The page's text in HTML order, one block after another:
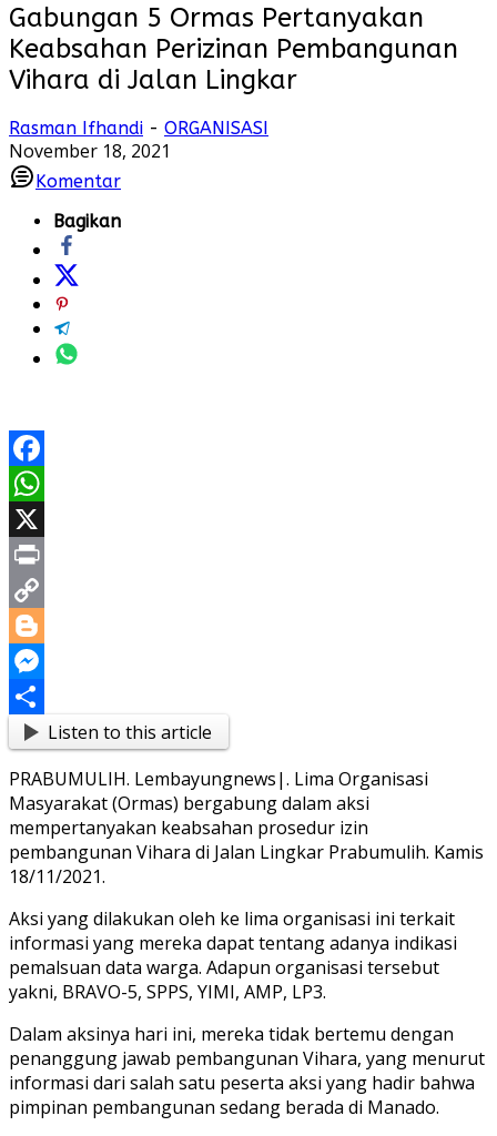
Gabungan 5 Ormas Pertanyakan
Keabsahan Perizinan Pembangunan
Vihara di Jalan Lingkar
Rasman Ifhandi - ORGANISASI
November 18, 2021
Komentar
Bagikan
Facebook
WhatsApp
X
Print
Copy
Link
Blogger
Messenger
ShareListen to this article
PRABUMULIH. Lembayungnews|. Lima Organisasi
Masyarakat (Ormas) bergabung dalam aksi
mempertanyakan keabsahan prosedur izin
pembangunan Vihara di Jalan Lingkar Prabumulih. Kamis
18/11/2021.
Aksi yang dilakukan oleh ke lima organisasi ini terkait
informasi yang mereka dapat tentang adanya indikasi
pemalsuan data warga. Adapun organisasi tersebut
yakni, BRAVO-5, SPPS, YIMI, AMP, LP3.
Dalam aksinya hari ini, mereka tidak bertemu dengan
penanggung jawab pembangunan Vihara, yang menurut
informasi dari salah satu peserta aksi yang hadir bahwa
pimpinan pembangunan sedang berada di Manado.